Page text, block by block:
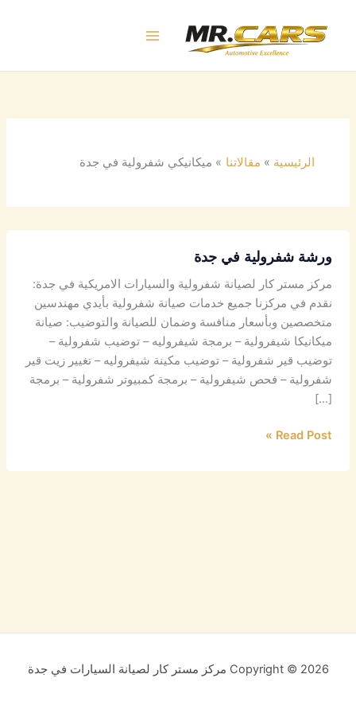
المحتوى
الرئيسية مقالاتنا ميكانيكي شفرولية في جدة
ورشة شفرولية في جدة
مركز مستر كار لصيانة شفرولية والسيارات الامريكية في جدة:
نقدم في مركزنا جميع خدمات صيانة شفرولية بأيدي مهندسين
متخصصين وبأسعار منافسة وضمان للصيانة والتوضيب: صيانة
ميكانيكا شيفرولية – برمجة شيفروليه – توضيب شفرولية –
توضيب قير شفرولية – توضيب مكينة شيفروليه – تغيير زيت قير
شفرولية – فحص شيفرولية – برمجة كمبيوتر شفرولية – برمجة
[…]
Read Post »
Copyright © 2026 مركز مستر كار لصيانة السيارات في جدة